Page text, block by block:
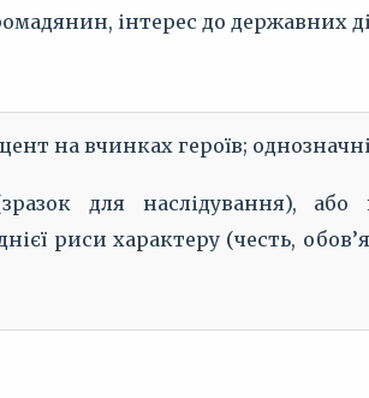
інтерес до державних
на вчинках героїв;
для наслідування),
риси характеру (честь,